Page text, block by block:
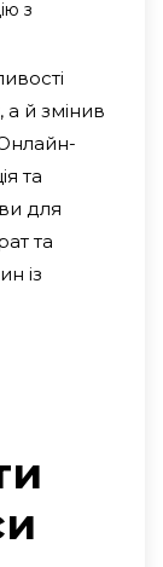
з
а й змінив
та
для
та
із